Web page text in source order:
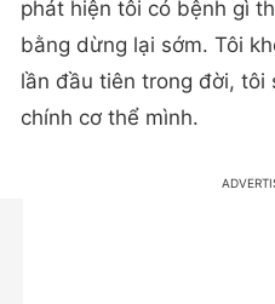
phát hiện tôi có bệnh gì
bằng dừng lại sớm. Tôi
lần đầu tiên trong đời, tôi
chính cơ thể mình.